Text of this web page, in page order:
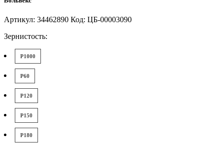
Артикул: 34462890 Код: ЦБ-00003090
Зернистость:
P1000
P60
P120
P150
P180